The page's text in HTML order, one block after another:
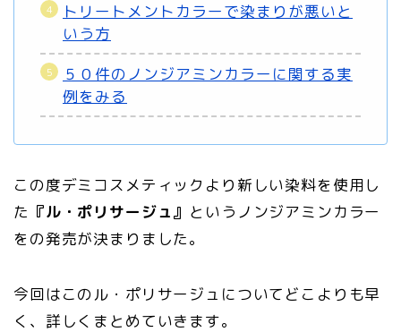
トリートメントカラーで染まりが悪いと
いう方
５０件のノンジアミンカラーに関する実
例をみる
この度デミコスメティックより新しい染料を使用し
た 『ル・ポリサージュ』 というノンジアミンカラー
をの発売が決まりました。
今回はこのル・ポリサージュについてどこよりも早
く、詳しくまとめていきます。